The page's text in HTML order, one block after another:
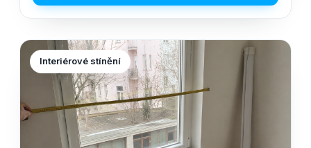
Interiérové stínění